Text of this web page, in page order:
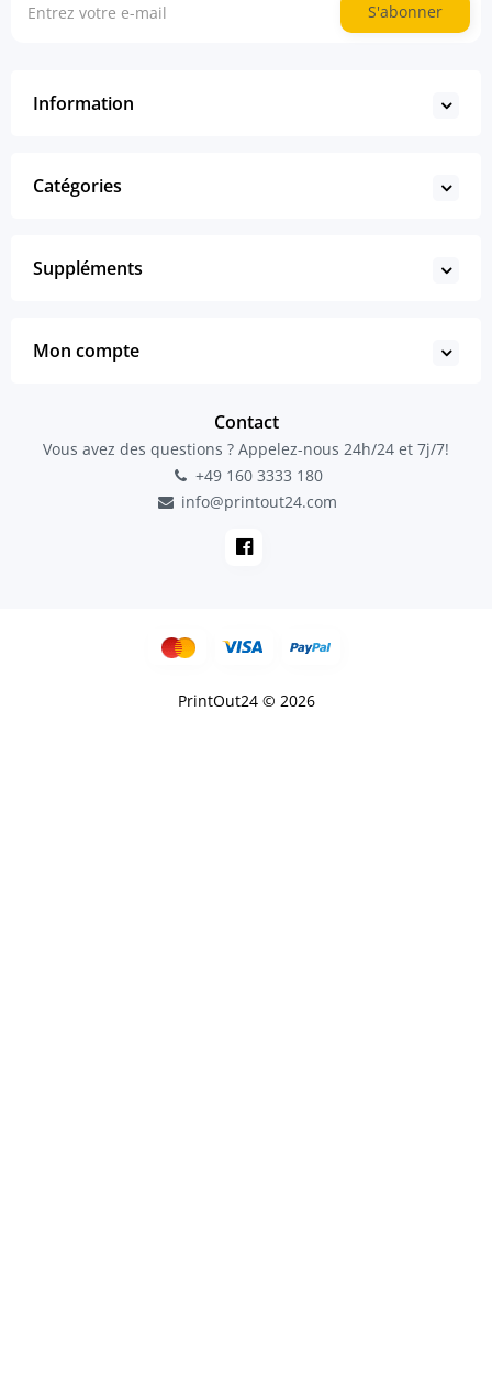
S'abonner
Information
Catégories
Suppléments
Mon compte
Contact
Vous avez des questions ? Appelez-nous 24h/24 et 7j/7!
+49 160 3333 180
info@printout24.com
PrintOut24 © 2026